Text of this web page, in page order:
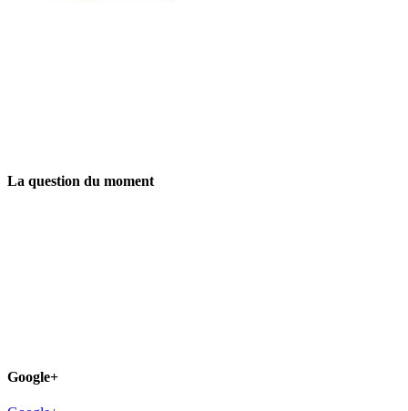
La question du moment
Google+